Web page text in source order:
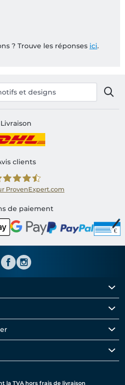
? Trouve les réponses ici.
Livraison
clients
FR
ProvenExpert.com
de paiement
la TVA hors frais de livraison